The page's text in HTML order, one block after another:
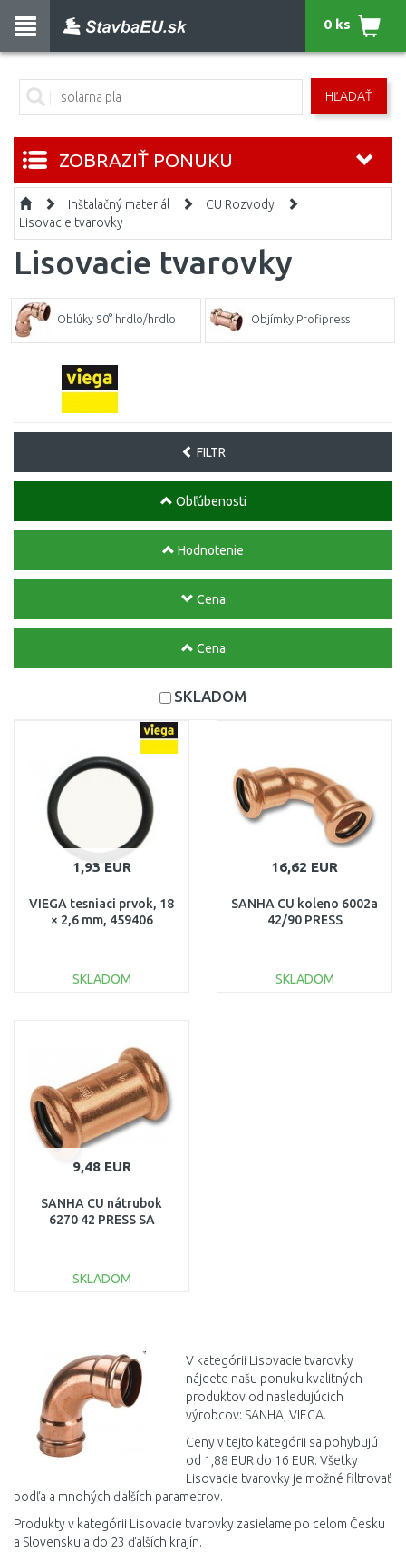
HĽADAŤ
0 ks
ZOBRAZIŤ PONUKU
Inštalačný materiál
CU Rozvody
Lisovacie tvarovky
Lisovacie tvarovky
Oblúky 90° hrdlo/hrdlo Objímky Profipress
FILTR
Obľúbenosti
Hodnotenie
Cena
Cena
SKLADOM
1,93 EUR
VIEGA tesniaci prvok, 18
× 2,6 mm, 459406
SKLADOM
Porovnať
16,62 EUR
SANHA CU koleno 6002a
42/90 PRESS
SKLADOM
9,48 EUR
SANHA CU nátrubok
6270 42 PRESS SA
SKLADOM
V kategórii Lisovacie tvarovky
nájdete našu ponuku kvalitných
produktov od nasledujúcich
výrobcov: SANHA, VIEGA.
Ceny v tejto kategórii sa pohybujú
od 1,88 EUR do 16 EUR. Všetky
Lisovacie tvarovky je možné filtrovať
podľa a mnohých ďalších parametrov.
Produkty v kategórii Lisovacie tvarovky zasielame po celom Česku
a Slovensku a do 23 ďalších krajín.